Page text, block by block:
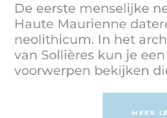
De eerste menselijke
Haute Maurienne
neolithicum. In het
van Sollières kun je
voorwerpen bekijken
MEER